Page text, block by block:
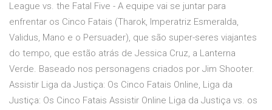
League vs. the Fatal Five - A equipe vai se juntar para
enfrentar os Cinco Fatais (Tharok, Imperatriz Esmeralda,
Validus, Mano e o Persuader), que são super-seres viajantes
do tempo, que estão atrás de Jessica Cruz, a Lanterna
Verde. Baseado nos personagens criados por Jim Shooter.
Assistir Liga da Justiça: Os Cinco Fatais Online, Liga da
Justiça: Os Cinco Fatais Assistir Online Liga da Justiça vs. os